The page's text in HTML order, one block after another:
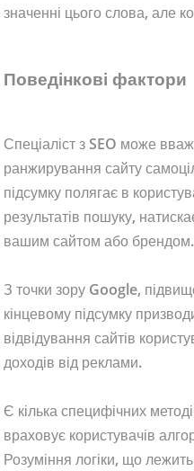
значенні цього слова, але
Поведінкові фактори
Спеціаліст з SEO може
ранжирування сайту
підсумку полягає в
результатів пошуку,
вашим сайтом або брендом.
З точки зору Google,
кінцевому підсумку
відвідування сайтів
доходів від реклами.
Є кілька специфічних
враховує користувачів
Розуміння логіки, що